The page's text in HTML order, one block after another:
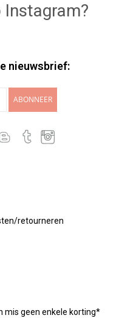
nieuwsbrief:
ABONNEER
retourneren
mis geen enkele korting*